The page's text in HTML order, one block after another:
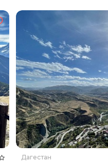
Дагестан